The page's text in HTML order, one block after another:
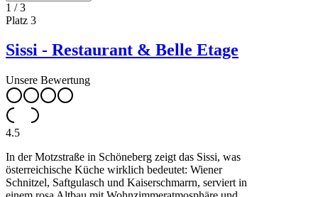
1 /3
Platz 3
Sissi - Restaurant & Belle Etage
Unsere Bewertung
4.5
In der Motzstraße in Schöneberg zeigt das Sissi, was
österreichische Küche wirklich bedeutet: Wiener
Schnitzel, Saftgulasch und Kaiserschmarrn, serviert in